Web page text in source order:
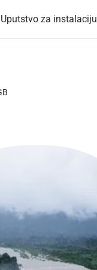
Uputstvo za instalaciju